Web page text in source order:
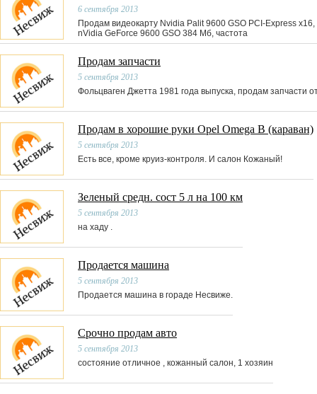
6 сентября 2013
Продам видеокарту Nvidia Palit 9600 GSO PCI-Express x16,
nVidia GeForce 9600 GSO 384 Мб, частота
Продам запчасти
5 сентября 2013
Фольцваген Джетта 1981 года выпуска, продам запчасти
Продам в хорошие руки Opel Omega В (караван)
5 сентября 2013
Есть все, кроме круиз-контроля. И салон Кожаный!
Зеленый средн. сост 5 л на 100 км
5 сентября 2013
на хаду .
Продается машина
5 сентября 2013
Продается машина в гораде Несвиже.
Срочно продам авто
5 сентября 2013
состояние отличное , кожанный салон, 1 хозяин